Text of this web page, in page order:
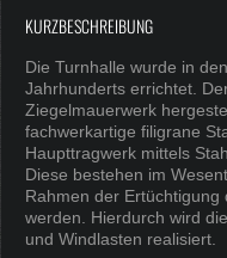
KURZBESCHREIBUNG
Die Turnhalle wurde in
Jahrhunderts errichtet.
Ziegelmauerwerk
fachwerkartige filigrane
Haupttragwerk mittels
Diese bestehen im
Rahmen der
werden. Hierdurch wird
und Windlasten realisiert.